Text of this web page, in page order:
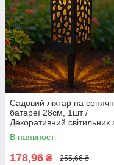
Садовий ліхтар на
батареї 28см, 1шт /
Декоративний світильник
датчиком руху / Вуличний
ліхтар
В наявності
178,96 ₴ 255,66 ₴